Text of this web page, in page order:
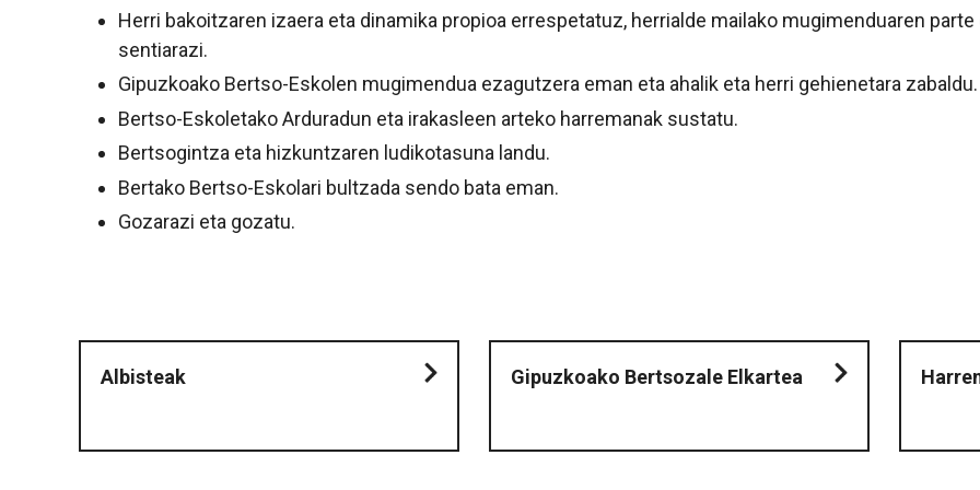
Herri bakoitzaren izaera eta dinamika propioa errespetatuz, herrialde mailako mugimenduaren parte
sentiarazi.
Gipuzkoako Bertso-Eskolen mugimendua ezagutzera eman eta ahalik eta herri gehienetara zabaldu.
Bertso-Eskoletako Arduradun eta irakasleen arteko harremanak sustatu.
Bertsogintza eta hizkuntzaren ludikotasuna landu.
Bertako Bertso-Eskolari bultzada sendo bata eman.
Gozarazi eta gozatu.
Albisteak Gipuzkoako Bertsozale Elkartea